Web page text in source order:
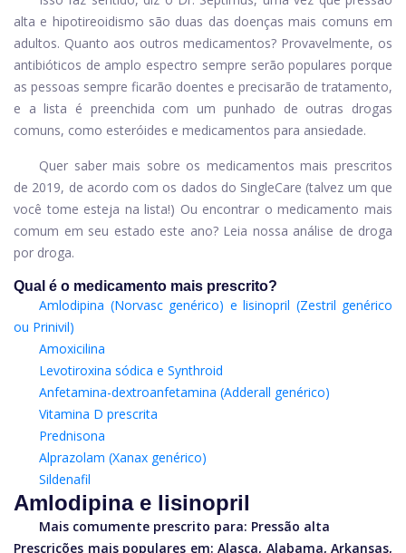
alta e hipotireoidismo são duas das doenças mais comuns em
adultos. Quanto aos outros medicamentos? Provavelmente, os
antibióticos de amplo espectro sempre serão populares porque
as pessoas sempre ficarão doentes e precisarão de tratamento,
e a lista é preenchida com um punhado de outras drogas
comuns, como esteróides e medicamentos para ansiedade.
Quer saber mais sobre os medicamentos mais prescritos
de 2019, de acordo com os dados do SingleCare (talvez um que
você tome esteja na lista!) Ou encontrar o medicamento mais
comum em seu estado este ano? Leia nossa análise de droga
por droga.
Qual é o medicamento mais prescrito?
Amlodipina (Norvasc genérico) e lisinopril (Zestril genérico
ou Prinivil)
Amoxicilina
Levotiroxina sódica e Synthroid
Anfetamina-dextroanfetamina (Adderall genérico)
Vitamina D prescrita
Prednisona
Alprazolam (Xanax genérico)
Sildenafil
Amlodipina e lisinopril
Mais comumente prescrito para: Pressão alta
Prescrições mais populares em: Alasca, Alabama, Arkansas,